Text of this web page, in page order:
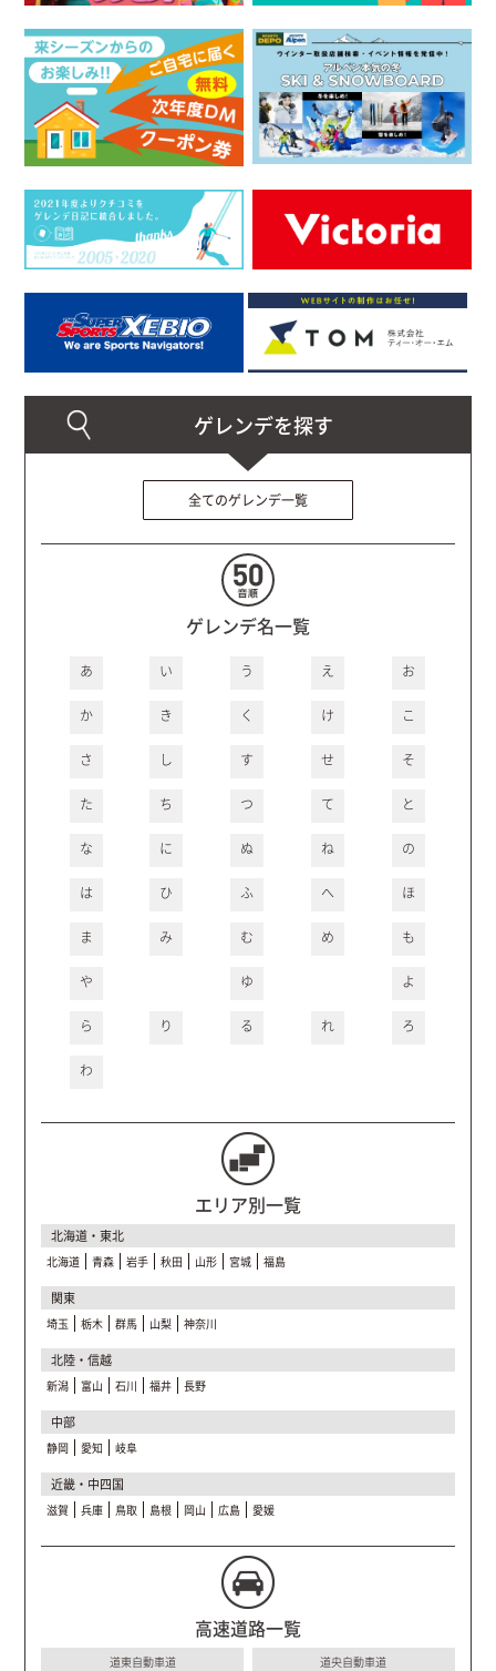
全てのゲレンデ一覧
ゲレンデ名一覧
あ い う え お
か き く け こ
さ し す せ そ
た ち つ て と
な に ぬ ね の
は ひ ふ へ ほ
ま み む め も
や ゆ よ
ら り る れ ろ
わ
エリア別一覧
北海道・東北
北海道 青森 岩手 秋田 山形 宮城 福島
関東
埼玉 栃木 群馬 山梨 神奈川
北陸・信越
新潟 富山 石川 福井 長野
中部
静岡 愛知 岐阜
近畿・中四国
滋賀 兵庫 鳥取 島根 岡山 広島 愛媛
高速道路一覧
道東自動車道 道央自動車道